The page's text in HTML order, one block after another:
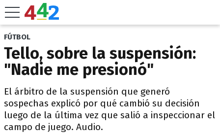
FÚTBOL
Tello, sobre la suspensión:
"Nadie me presionó"
El árbitro de la suspensión que generó
sospechas explicó por qué cambió su decisión
luego de la última vez que salió a inspeccionar el
campo de juego. Audio.